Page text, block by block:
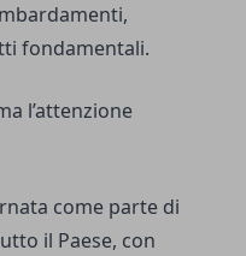
fondamentali.
l’attenzione
come parte di
il Paese, con